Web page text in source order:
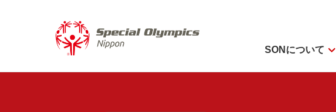
SONについて expand_more